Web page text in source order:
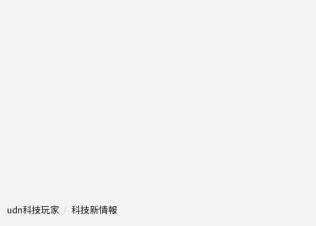
udn科技玩家 科技新情報